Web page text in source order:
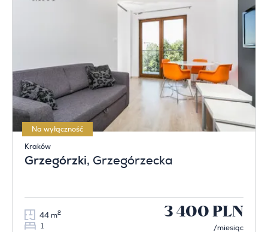
Na wyłączność
Kraków
Grzegórzki, Grzegórzecka
44 m2
1
3 400 PLN
/miesiąc